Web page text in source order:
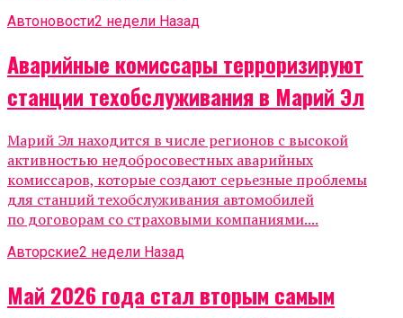
Автоновости2 недели Назад
Аварийные комиссары терроризируют
станции техобслуживания в Марий Эл
Марий Эл находится в числе регионов с высокой
активностью недобросовестных аварийных
комиссаров, которые создают серьезные проблемы
для станций техобслуживания автомобилей
по договорам со страховыми компаниями....
Авторские2 недели Назад
Май 2026 года стал вторым самым